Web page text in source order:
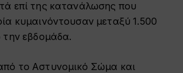
επί της κατανάλωσης που
κυμαινόντουσαν μεταξύ 1.500
την εβδομάδα.
το Aστυνομικό Σώμα και